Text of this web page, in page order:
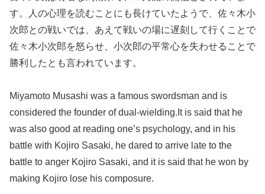
す。人の心理を読むことにも長けていたようで、佐々木小
次郎との戦いでは、あえて戦いの場に遅刻して行くことで
佐々木小次郎を怒らせ、小次郎の平常心を失わせることで
勝利したとも言われています。
Miyamoto Musashi was a famous swordsman and is
considered the founder of dual-wielding.It is said that he
was also good at reading one’s psychology, and in his
battle with Kojiro Sasaki, he dared to arrive late to the
battle to anger Kojiro Sasaki, and it is said that he won by
making Kojiro lose his composure.